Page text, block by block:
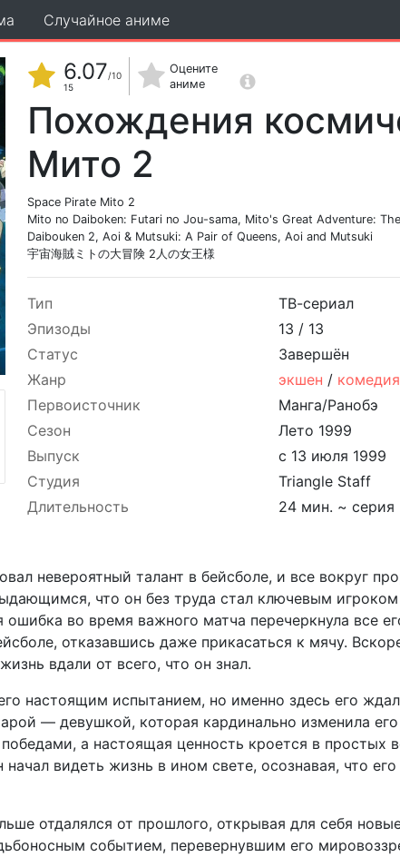
Случайное аниме
6.07/10
15
Оцените
аниме
Похождения
Мито 2
Space Pirate Mito 2
Mito no Daiboken: Futari no Jou-sama, Mito's Great Adventure:
Daibouken 2, Aoi & Mutsuki: A Pair of Queens, Aoi and Mutsuki
宇宙海賊ミトの大冒険 2人の女王様
Тип
ТВ-сериал
Эпизоды
13 / 13
Статус
Завершён
Жанр
экшен / комедия
Первоисточник
Манга/Ранобэ
Сезон
Лето 1999
Выпуск
с 13 июля 1999
Студия
Triangle Staff
Длительность
24 мин. ~ серия
невероятный талант в бейсболе, и все вокруг
что он без труда стал ключевым
во время важного матча перечеркнула все
отказавшись даже прикасаться к мячу.
вдали от всего, что он знал.
настоящим испытанием, но именно здесь его
— девушкой, которая кардинально изменила
а настоящая ценность кроется в
начал видеть жизнь в ином свете, осознавая, что
отдалялся от прошлого, открывая для себя
событием, перевернувшим его